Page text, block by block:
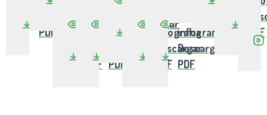
PDF
infografía
PDF
infografía
PDF
Descargar
infografía
Descargar
PDF
infografía
Descargar
PDF
PDF